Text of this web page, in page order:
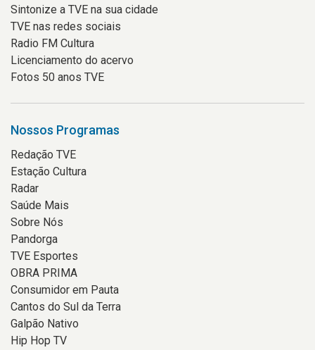
Sintonize a TVE na sua cidade
TVE nas redes sociais
Radio FM Cultura
Licenciamento do acervo
Fotos 50 anos TVE
Nossos Programas
Redação TVE
Estação Cultura
Radar
Saúde Mais
Sobre Nós
Pandorga
TVE Esportes
OBRA PRIMA
Consumidor em Pauta
Cantos do Sul da Terra
Galpão Nativo
Hip Hop TV